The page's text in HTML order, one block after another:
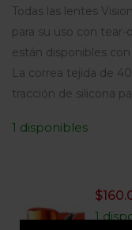
Todas las lentes
para su uso con
están disponibles
La correa tejida de
tracción de silicona
1 disponibles
$
1